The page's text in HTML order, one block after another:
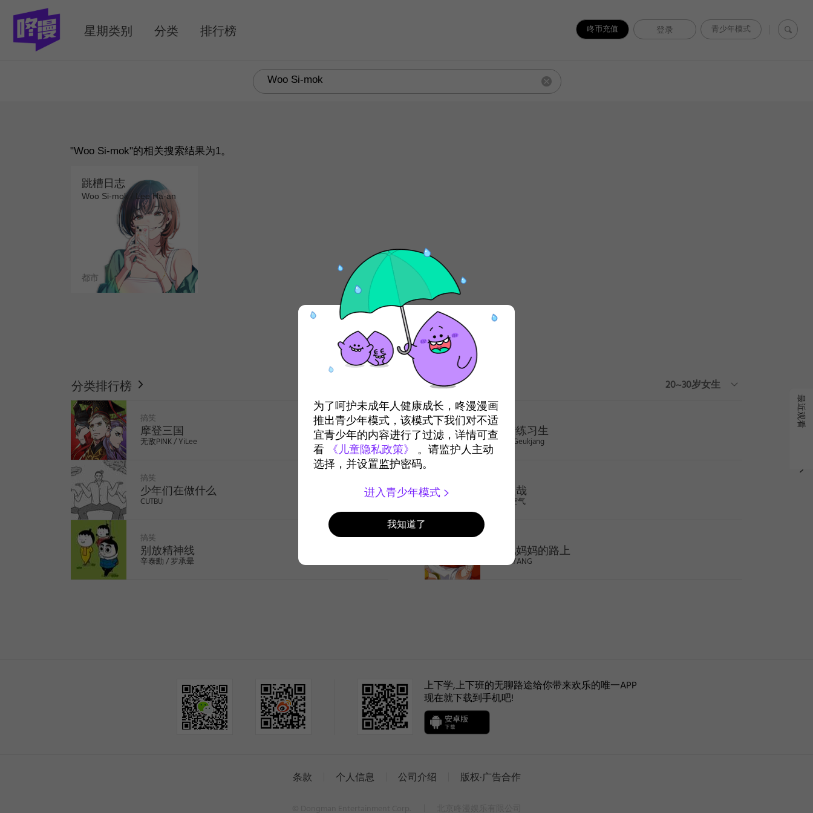
咚币充值 登录 青少年模式
星期类别 分类 排行榜
"Woo Si-mok"的相关搜索结果为1。
跳槽日志
Woo Si-mok / Lee Ha-an
like
都市
分类排行榜
(selected)
搞笑
摩登三国
无敌PINK / YiLee
搞笑
少年们在做什么
CUTBU
搞笑
别放精神线
辛泰勳 / 罗承晕
年龄排行榜
>
20~30岁女生
1
奇幻
反转练习生
Song Geukjang
非人哉
一汪空气
去见妈妈的路上
GOMYANG
为了呵护未成年人健康成长，咚漫漫画
推出青少年模式，该模式下我们对不适
宜青少年的内容进行了过滤，详情可查
看
《儿童隐私政策》
。请监护人主动
选择，并设置监护密码。
进入青少年模式
我知道了
上下学,上下班的无聊路途给你带来欢乐的唯一APP
现在就下载到手机吧!
条款 个人信息 公司介绍 版权·广告合作
最近观看